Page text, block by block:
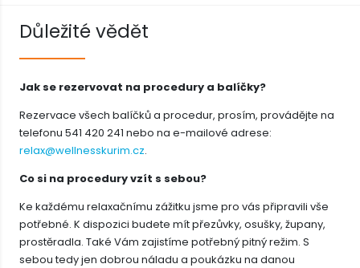
Důležité vědět
Jak se rezervovat na procedury a balíčky?
Rezervace všech balíčků a procedur, prosím, provádějte na
telefonu 541 420 241 nebo na e-mailové adrese:
relax@wellnesskurim.cz.
Co si na procedury vzít s sebou?
Ke každému relaxačnímu zážitku jsme pro vás připravili vše
potřebné. K dispozici budete mít přezůvky, osušky, župany,
prostěradla. Také Vám zajistíme potřebný pitný režim. S
sebou tedy jen dobrou náladu a poukázku na danou